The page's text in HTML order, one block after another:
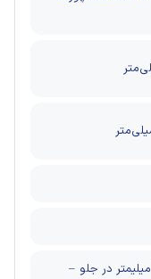
۳۶۰/۲۸۰/۲۴۰ میلیمتر در جلو –